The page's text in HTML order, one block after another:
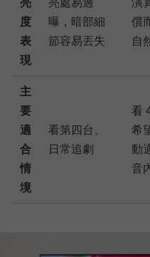
度
表
現
曝，暗部細
節容易丟失
償
自
主
要
適
合
情
境
看第四台、
日常追劇
看
希
動
音